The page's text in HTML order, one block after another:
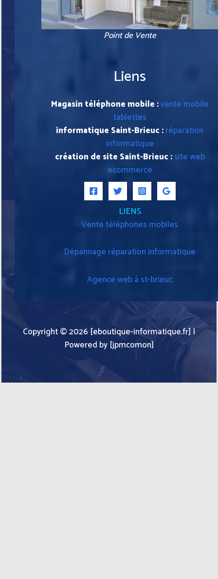
Point de Vente
Liens
Magasin téléphone mobile :vente mobile
tablettes
informatique Saint-Brieuc :réparation
informatique
création de site Saint-Brieuc :site web
ecommerce
LIENS
Vente téléphones mobiles
Dépannage réparation informatique
Agence web à st-brieuc
Copyright © 2026 [eboutique-informatique.fr] |
Powered by [jpmcomon]